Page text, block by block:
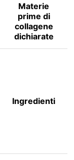
Materie
prime di
collagene
dichiarate
Ingredienti